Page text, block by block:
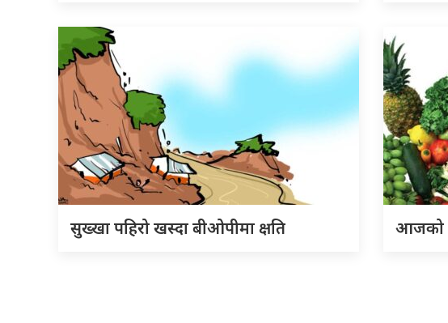
सुख्खा पहिरो खस्दा बीओपीमा क्षति आजको